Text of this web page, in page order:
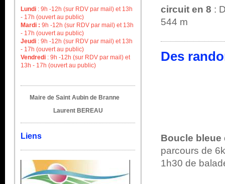
Lundi : 9h -12h (sur RDV par mail) et 13h
- 17h (ouvert au public)
Mardi : 9h -12h (sur RDV par mail) et 13h
- 17h (ouvert au public)
Jeudi : 9h -12h (sur RDV par mail) et 13h
- 17h (ouvert au public)
Vendredi : 9h -12h (sur RDV par mail) et
13h - 17h (ouvert au public)
Maire de Saint Aubin de Branne
Laurent BEREAU
Liens
circuit en 8 :
544 m
Des
Boucle bleue
parcours de
1h30 de